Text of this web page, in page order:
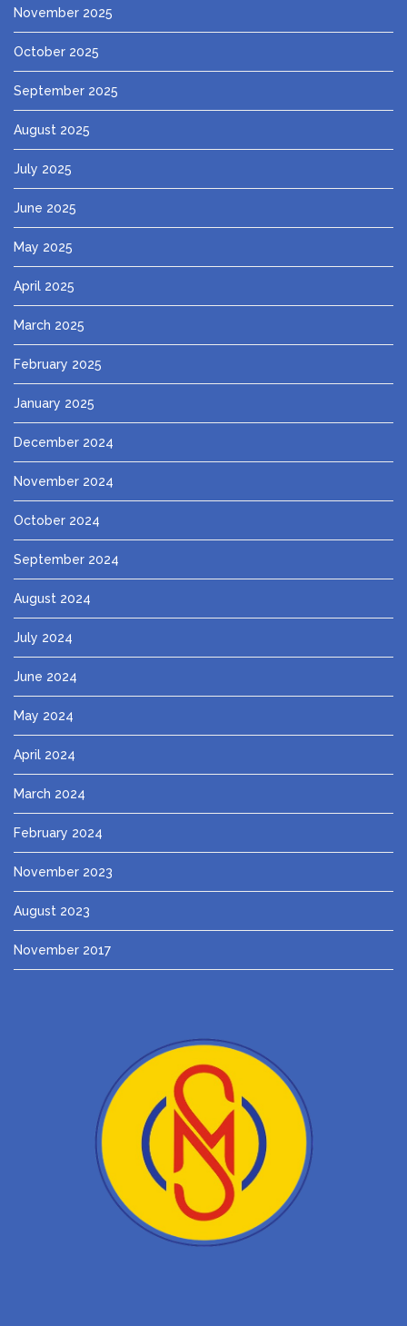
November 2025
October 2025
September 2025
August 2025
July 2025
June 2025
May 2025
April 2025
March 2025
February 2025
January 2025
December 2024
November 2024
October 2024
September 2024
August 2024
July 2024
June 2024
May 2024
April 2024
March 2024
February 2024
November 2023
August 2023
November 2017